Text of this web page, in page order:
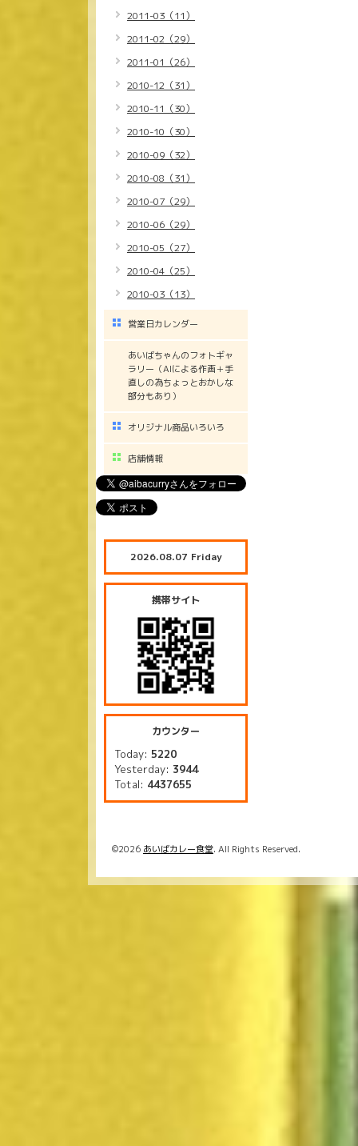
2011-03（11）
2011-02（29）
2011-01（26）
2010-12（31）
2010-11（30）
2010-10（30）
2010-09（32）
2010-08（31）
2010-07（29）
2010-06（29）
2010-05（27）
2010-04（25）
2010-03（13）
営業日カレンダー
あいばちゃんのフォトギャ
ラリー（AIによる作画＋手
直しの為ちょっとおかしな
部分もあり）
オリジナル商品いろいろ
店舗情報
2026.08.07 Friday
携帯サイト
カウンター
Today: 5220
Yesterday: 3944
Total: 4437655
©2026 あいばカレー食堂. All Rights Reserved.